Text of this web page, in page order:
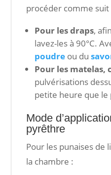
procéder comme suit
Pour les draps,
lavez-les à 90°C.
poudre ou du
Pour les matelas,
pulvérisations
petite heure que le
Mode
pyrêthre
Pour les punaises de
la chambre :